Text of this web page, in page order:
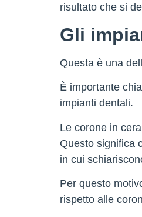
risultato che si
Gli
Questa è una
È importante
impianti dentali.
Le corone in
Questo significa
in cui
Per questo
rispetto alle